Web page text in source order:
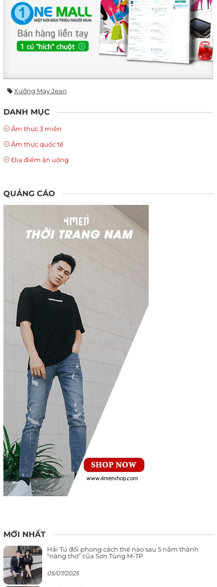
Xưởng May Jean
DANH MỤC
Ẩm thực 3 miền
Ẩm thực quốc tế
Địa điểm ăn uống
QUẢNG CÁO
MỚI NHẤT
Hải Tú đổi phong cách thế nào sau 5 năm thành
“nàng thơ” của Sơn Tùng M-TP
05/07/2025